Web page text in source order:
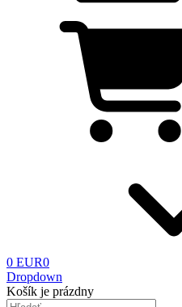
0 EUR0
Dropdown
Košík je prázdny